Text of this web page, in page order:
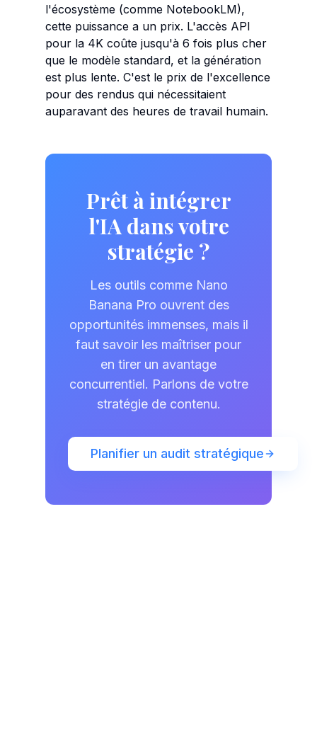
l'écosystème (comme NotebookLM),
cette puissance a un prix. L'accès API
pour la 4K coûte jusqu'à 6 fois plus cher
que le modèle standard, et la génération
est plus lente. C'est le prix de l'excellence
pour des rendus qui nécessitaient
auparavant des heures de travail humain.
Prêt à intégrer
l'IA dans votre
stratégie ?
Les outils comme Nano
Banana Pro ouvrent des
opportunités immenses, mais il
faut savoir les maîtriser pour
en tirer un avantage
concurrentiel. Parlons de votre
stratégie de contenu.
Planifier un audit stratégique